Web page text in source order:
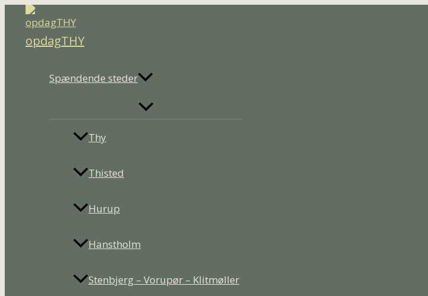
indholdet
opdagTHY
Spændende steder
Thy
Thisted
Hurup
Hanstholm
Stenbjerg – Vorupør – Klitmøller